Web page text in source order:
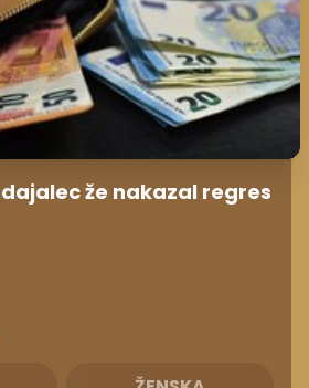
že nakazal regres